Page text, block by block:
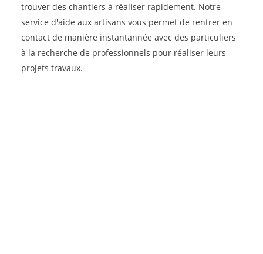
trouver des chantiers à réaliser rapidement. Notre
service d'aide aux artisans vous permet de rentrer en
contact de manière instantannée avec des particuliers
à la recherche de professionnels pour réaliser leurs
projets travaux.